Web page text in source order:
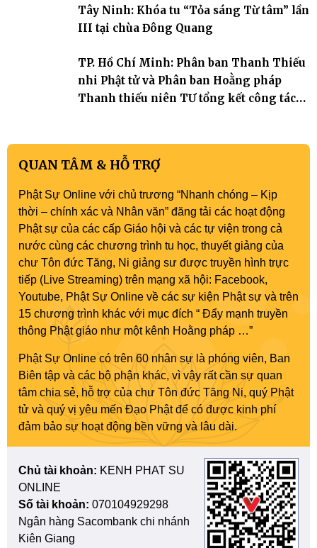
Tây Ninh: Khóa tu “Tỏa sáng Từ tâm” lần
III tại chùa Đông Quang
TP. Hồ Chí Minh: Phân ban Thanh Thiếu
nhi Phật tử và Phân ban Hoằng pháp
Thanh thiếu niên TƯ tổng kết công tác
QUAN TÂM & HỖ TRỢ
Phật Sự Online với chủ trương “Nhanh chóng – Kịp
thời – chính xác và Nhân văn” đăng tải các hoạt động
Phật sự của các cấp Giáo hội và các tự viện trong cả
nước cùng các chương trình tu học, thuyết giảng của
chư Tôn đức Tăng, Ni giảng sư được truyền hình trực
tiếp (Live Streaming) trên mạng xã hội: Facebook,
Youtube, Phật Sự Online về các sự kiện Phật sự và trên
15 chương trình khác với mục đích “ Đẩy mạnh truyền
thông Phật giáo như một kênh Hoằng pháp …”
Phật Sự Online có trên 60 nhân sự là phóng viên, Ban
Biên tập và các bộ phận khác, vì vậy rất cần sự quan
tâm chia sẻ, hỗ trợ của chư Tôn đức Tăng Ni, quý Phật
tử và quý vị yêu mến Đạo Phật để có được kinh phí
đảm bảo sự hoạt động bền vững và lâu dài.
Chủ tài khoản: KENH PHAT SU
ONLINE
Số tài khoản: 070104929298
Ngân hàng Sacombank chi nhánh
Kiên Giang